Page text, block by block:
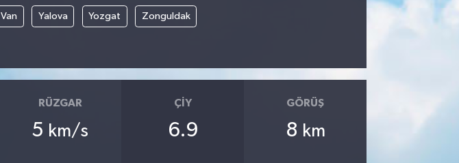
Van Yalova Yozgat Zonguldak
RÜZGAR
5 km/s
ÇIY
6.9
GÖRÜŞ
8 km